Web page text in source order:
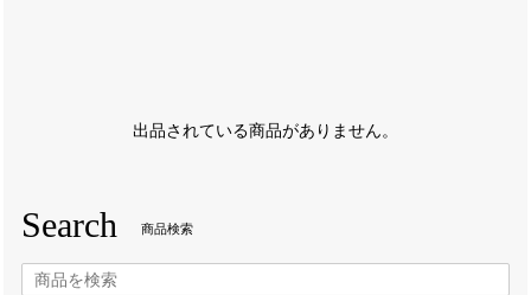
出品されている商品がありません。
Search 商品検索